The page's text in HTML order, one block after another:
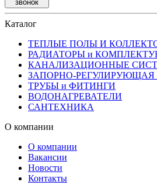
звонок
Каталог
ТЕПЛЫЕ ПОЛЫ И
РАДИАТОРЫ и
КАНАЛИЗАЦИОННЫЕ
ЗАПОРНО-РЕГУЛИРУЮЩАЯ
ТРУБЫ и ФИТИНГИ
ВОДОНАГРЕВАТЕЛИ
САНТЕХНИКА
О компании
О компании
Вакансии
Новости
Контакты